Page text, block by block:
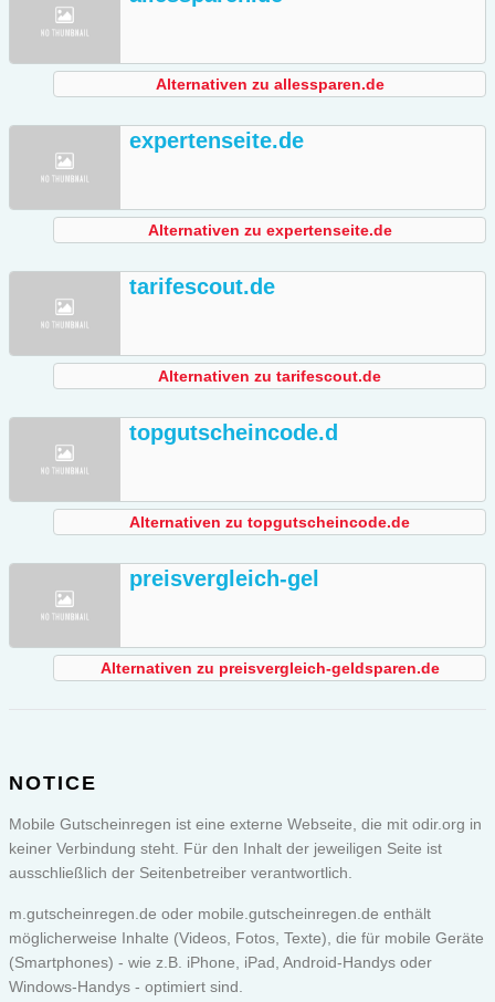
Alternativen zu allessparen.de
expertenseite.de
Alternativen zu expertenseite.de
tarifescout.de
Alternativen zu tarifescout.de
topgutscheincode.d
Alternativen zu topgutscheincode.de
preisvergleich-gel
Alternativen zu preisvergleich-geldsparen.de
NOTICE
Mobile Gutscheinregen ist eine externe Webseite, die mit odir.org in
keiner Verbindung steht. Für den Inhalt der jeweiligen Seite ist
ausschließlich der Seitenbetreiber verantwortlich.
m.gutscheinregen.de oder mobile.gutscheinregen.de enthält
möglicherweise Inhalte (Videos, Fotos, Texte), die für mobile Geräte
(Smartphones) - wie z.B. iPhone, iPad, Android-Handys oder
Windows-Handys - optimiert sind.